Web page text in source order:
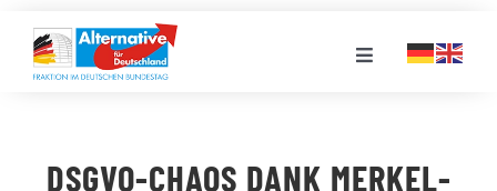
Inhalt
springen
Toggle
DSGVO-CHAOS DANK MERKEL-